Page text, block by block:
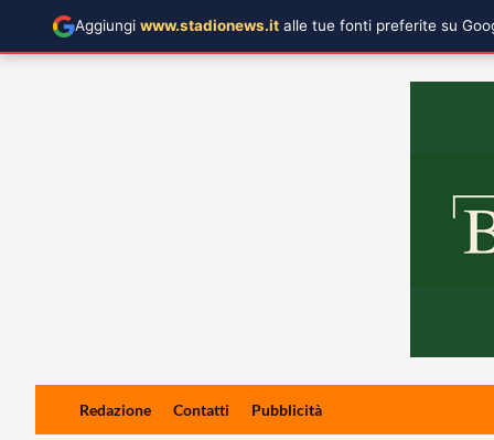
Redazione Contatti Pubblicità
Aggiungi www.stadionews.it alle tue fonti preferite su